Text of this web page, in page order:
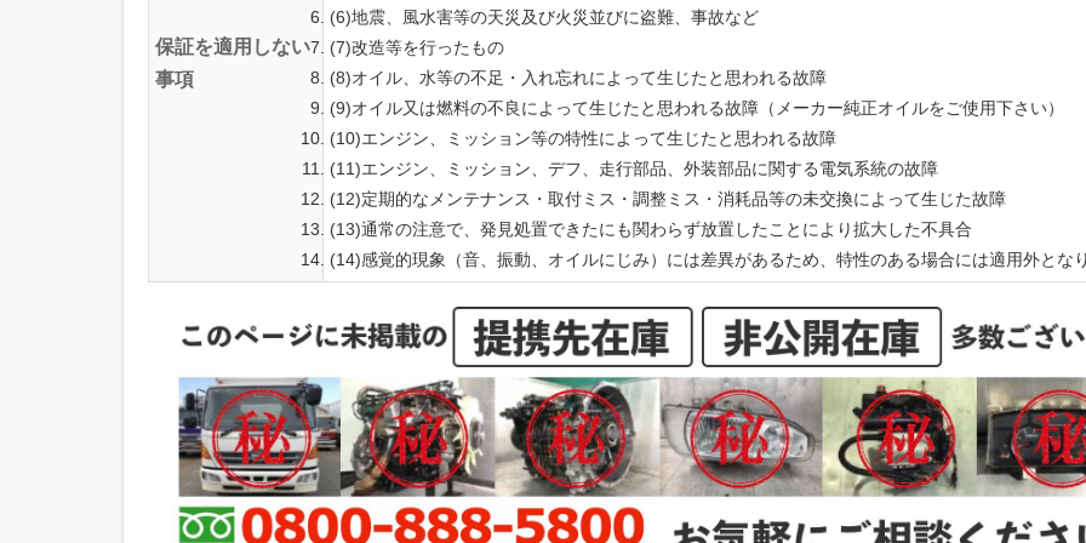
保証を適用しない
事項
(6)地震、風水害等の天災及び火災並びに盗難、事故など
(7)改造等を行ったもの
(8)オイル、水等の不足・入れ忘れによって生じたと思われる故障
(9)オイル又は燃料の不良によって生じたと思われる故障（メーカー純正オイルをご使用下さい）
(10)エンジン、ミッション等の特性によって生じたと思われる故障
(11)エンジン、ミッション、デフ、走行部品、外装部品に関する電気系統の故障
(12)定期的なメンテナンス・取付ミス・調整ミス・消耗品等の未交換によって生じた故障
(13)通常の注意で、発見処置できたにも関わらず放置したことにより拡大した不具合
(14)感覚的現象（音、振動、オイルにじみ）には差異があるため、特性のある場合には適用外とな